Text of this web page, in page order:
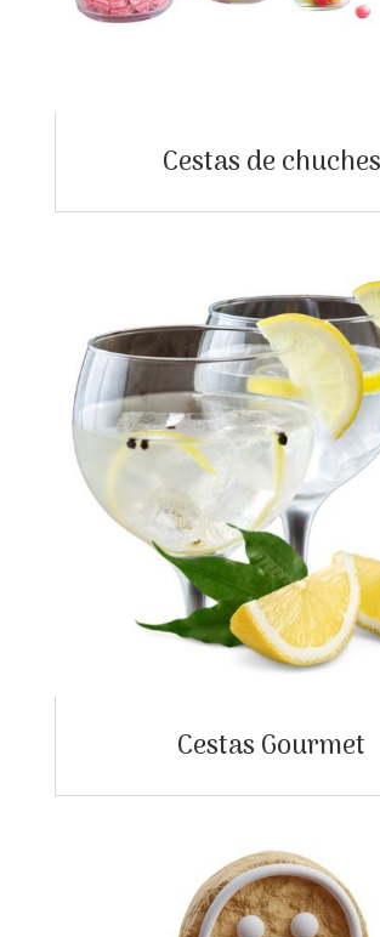
Cestas de chuches
Cestas Gourmet